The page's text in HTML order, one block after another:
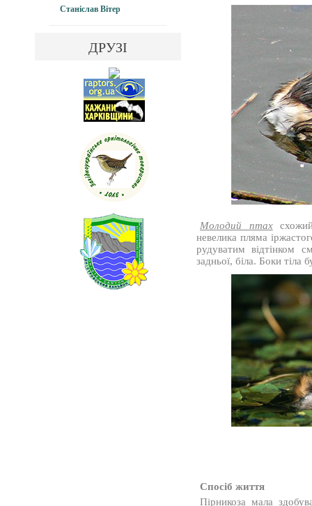
Станіслав Вітер
ДРУЗІ
Молодий птах
невелика пляма
рудуватим відтінком
задньої, біла. Боки тіла
Спосіб життя
Пірникоза мала